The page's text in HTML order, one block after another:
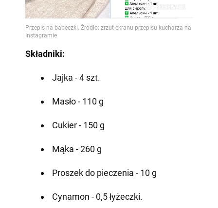
Składniki:
Jajka - 4 szt.
Masło - 110 g
Cukier - 150 g
Mąka - 260 g
Proszek do pieczenia - 10 g
Cynamon - 0,5 łyżeczki.